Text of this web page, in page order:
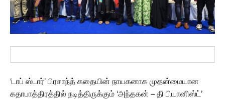
‘டாப் ஸ்டார்’ பிரசாந்த் கதையின் நாயகனாக முதன்மையான
கதாபாத்திரத்தில் நடித்திருக்கும் ‘அந்தகன் – தி பியானிஸ்ட்’